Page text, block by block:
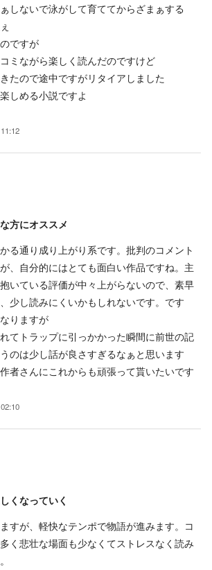
しないで泳がして育ててからざまぁする
ですが
ミながら楽しく読んだのですけど
たので途中ですがリタイアしました
しめる小説ですよ
方にオススメ
る通り成り上がり系です。批判のコメント
、自分的にはとても面白い作品ですね。主
いている評価が中々上がらないので、素早
少し読みにくいかもしれないです。です
りますが
てトラップに引っかかった瞬間に前世の記
のは少し話が良さすぎるなぁと思います
者さんにこれからも頑張って貰いたいです
くなっていく
すが、軽快なテンポで物語が進みます。コ
く悲壮な場面も少なくてストレスなく読み